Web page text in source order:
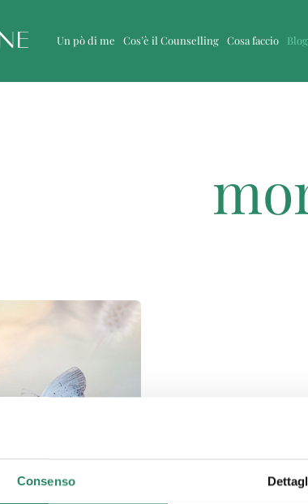
Consenso
Un pò di me Cos’è il Counselling Cosa faccio Blog